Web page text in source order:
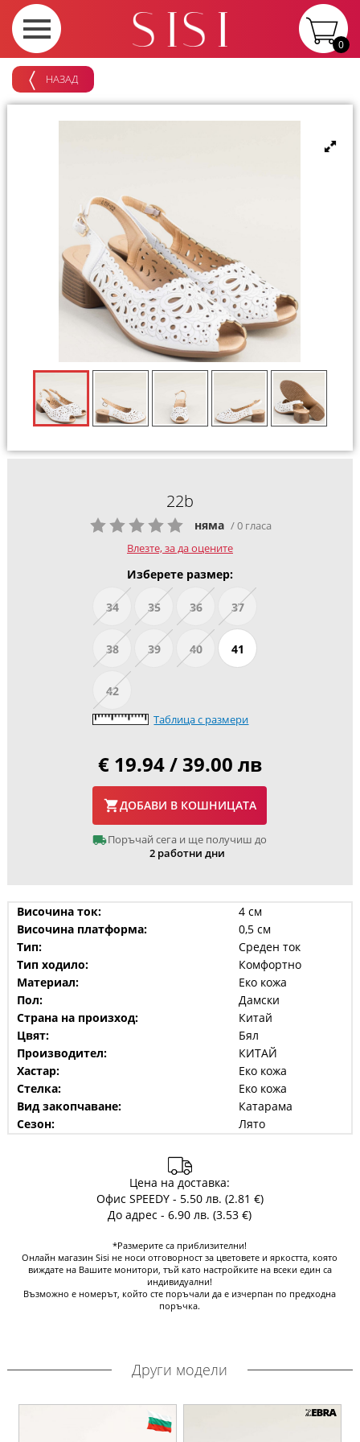
0
НАЗАД
22b
няма / 0 гласа
Влезте, за да оцените
Изберете размер:
34 35 36 37
38 39 40 41
42
Таблица с размери
€ 19.94 / 39.00 лв
ДОБАВИ В КОШНИЦАТА
Поръчай сега и ще получиш до
2 работни дни
Височина ток:
4 см
Височина платформа:
0,5 см
Тип:
Среден ток
Тип ходило:
Комфортно
Материал:
Еко кожа
Пол:
Дамски
Страна на произход:
Китай
Цвят:
Бял
Производител:
КИТАЙ
Хастар:
Еко кожа
Стелка:
Еко кожа
Вид закопчаване:
Катарама
Сезон:
Лято
Цена на доставка:
Офис SPEEDY - 5.50 лв. (2.81 €)
До адрес - 6.90 лв. (3.53 €)
*Размерите са приблизителни!
Онлайн магазин Sisi не носи отговорност за цветовете и яркостта, която
виждате на Вашите монитори, тъй като настройките на всеки един са
индивидуални!
Възможно е номерът, който сте поръчали да е изчерпан по предходна
поръчка.
Други модели